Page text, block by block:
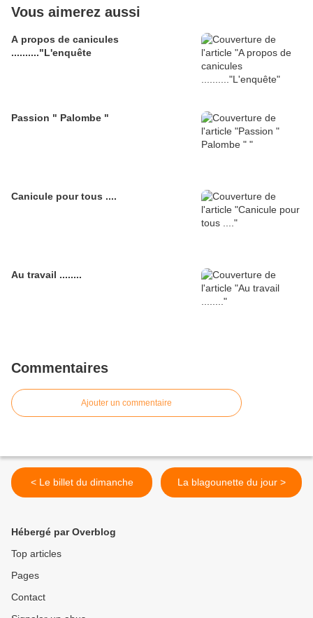
Vous aimerez aussi
A propos de canicules
.........."L'enquête
Passion " Palombe "
Canicule pour tous ....
Au travail ........
Commentaires
Ajouter un commentaire
< Le billet du dimanche La blagounette du jour >
Hébergé par Overblog
Top articles
Pages
Contact